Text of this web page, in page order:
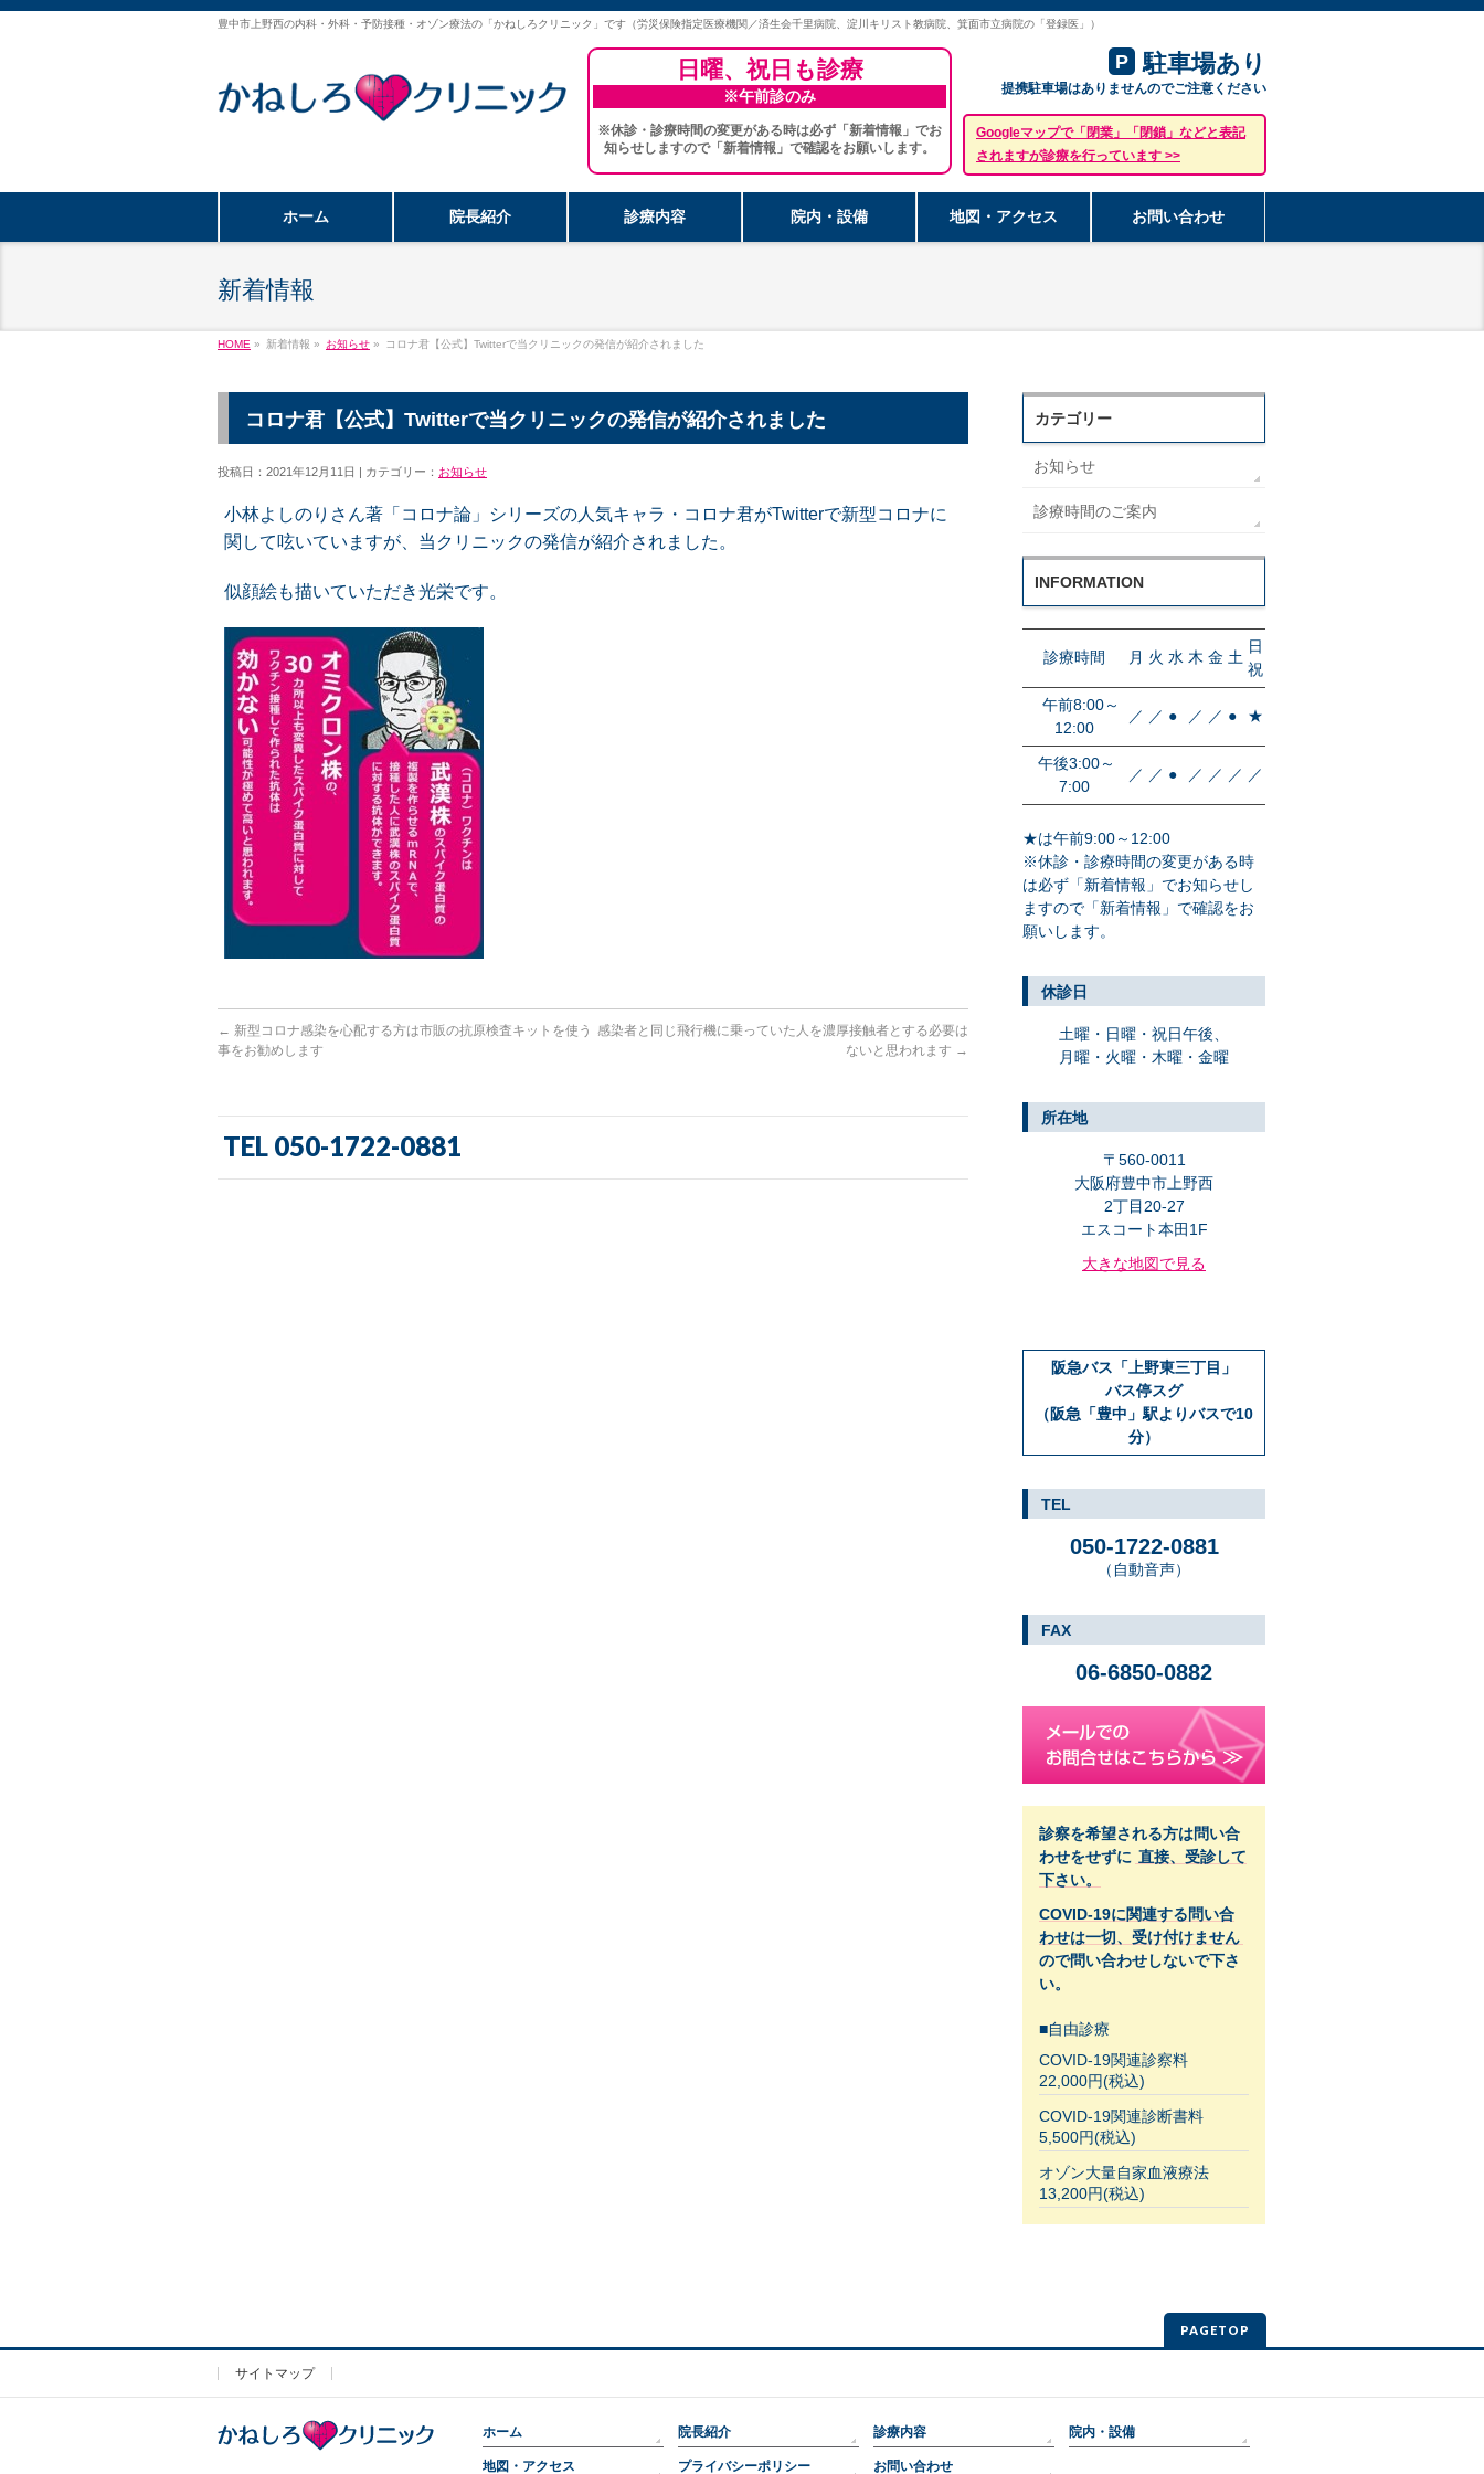
豊中市上野西の内科・外科・予防接種・オゾン療法の「かねしろクリニック」です（労災保険指定医療機関／済生会千里病院、淀川キリスト教病院、箕面市立病院の「登録医」）
日曜、祝日も診療
※午前診のみ
※休診・診療時間の変更がある時は必ず「新着情報」でお
知らせしますので「新着情報」で確認をお願いします。
P 駐車場あり
提携駐車場はありませんのでご注意ください
Googleマップで「閉業」「閉鎖」などと表記
されますが診療を行っています >>
ホーム 院長紹介 診療内容 院内・設備 地図・アクセス お問い合わせ
新着情報
HOME » 新着情報 » お知らせ » コロナ君【公式】Twitterで当クリニックの発信が紹介されました
コロナ君【公式】Twitterで当クリニックの発信が紹介されました
投稿日：2021年12月11日 | カテゴリー： お知らせ
小林よしのりさん著「コロナ論」シリーズの人気キャラ・コロナ君がTwitterで新型コロナに
関して呟いていますが、当クリニックの発信が紹介されました。
似顔絵も描いていただき光栄です。
← 新型コロナ感染を心配する方は市販の抗原検査キットを使う
事をお勧めします
感染者と同じ飛行機に乗っていた人を濃厚接触者とする必要は
ないと思われます →
TEL 050-1722-0881
カテゴリー
お知らせ
診療時間のご案内
INFORMATION
診療時間 月 火 水 木 金 土
日
祝
午前8:00～
12:00
／ ／ ● ／ ／ ● ★
午後3:00～
7:00
／ ／ ● ／ ／ ／ ／
★は午前9:00～12:00
※休診・診療時間の変更がある時
は必ず「新着情報」でお知らせし
ますので「新着情報」で確認をお
願いします。
休診日
土曜・日曜・祝日午後、
月曜・火曜・木曜・金曜
所在地
〒560-0011
大阪府豊中市上野西
2丁目20-27
エスコート本田1F
大きな地図で見る
阪急バス「上野東三丁目」
バス停スグ
（阪急「豊中」駅よりバスで10
分）
TEL
050-1722-0881
（自動音声）
FAX
06-6850-0882
診察を希望される方は問い合
わせをせずに 直接、受診して
下さい。
COVID-19に関連する問い合
わせは一切、受け付けません
ので問い合わせしないで下さ
い。
■自由診療
COVID-19関連診察料
22,000円(税込)
COVID-19関連診断書料
5,500円(税込)
オゾン大量自家血液療法
13,200円(税込)
PAGETOP
サイトマップ
ホーム 院長紹介 診療内容 院内・設備
地図・アクセス プライバシーポリシー お問い合わせ